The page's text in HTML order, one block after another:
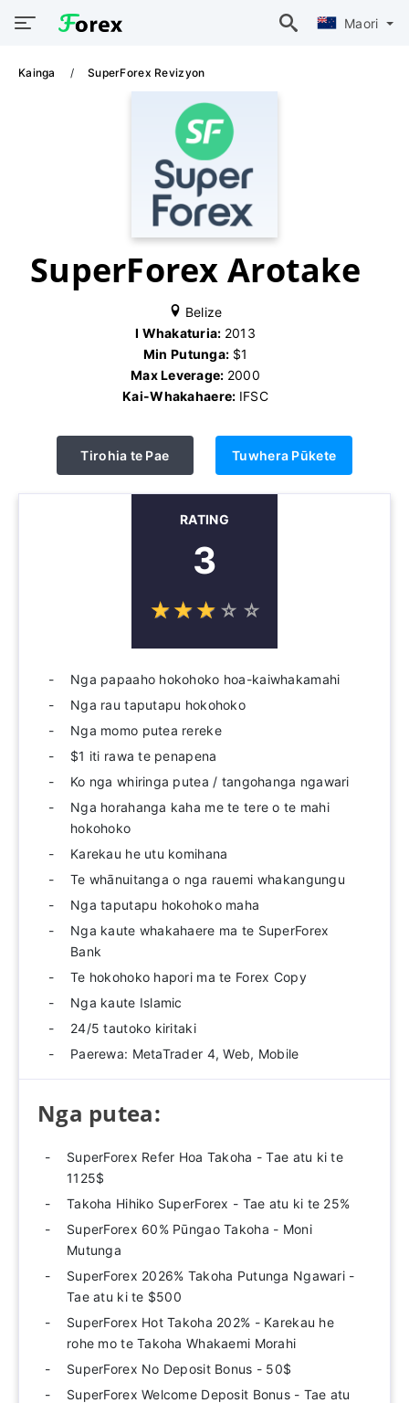
Maori
Kainga SuperForex Revizyon
SuperForex Arotake
Belize
I Whakaturia: 2013
Min Putunga: $1
Max Leverage: 2000
Kai-Whakahaere: IFSC
Tirohia te Pae Tuwhera Pūkete
RATING
3
☆☆☆ ☆ ☆
★★★ ★ ★
Nga papaaho hokohoko hoa-kaiwhakamahi
Nga rau taputapu hokohoko
Nga momo putea rereke
$1 iti rawa te penapena
Ko nga whiringa putea / tangohanga ngawari
Nga horahanga kaha me te tere o te mahi
hokohoko
Karekau he utu komihana
Te whānuitanga o nga rauemi whakangungu
Nga taputapu hokohoko maha
Nga kaute whakahaere ma te SuperForex
Bank
Te hokohoko hapori ma te Forex Copy
Nga kaute Islamic
24/5 tautoko kiritaki
Paerewa: MetaTrader 4, Web, Mobile
Nga putea:
SuperForex Refer Hoa Takoha - Tae atu ki te
1125$
Takoha Hihiko SuperForex - Tae atu ki te 25%
SuperForex 60% Pūngao Takoha - Moni
Mutunga
SuperForex 2026% Takoha Putunga Ngawari -
Tae atu ki te $500
SuperForex Hot Takoha 202% - Karekau he
rohe mo te Takoha Whakaemi Morahi
SuperForex No Deposit Bonus - 50$
SuperForex Welcome Deposit Bonus - Tae atu